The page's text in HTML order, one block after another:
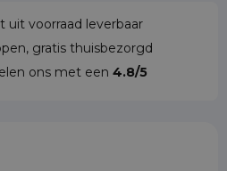
uit voorraad leverbaar
gratis thuisbezorgd
ons met een 4.8/5